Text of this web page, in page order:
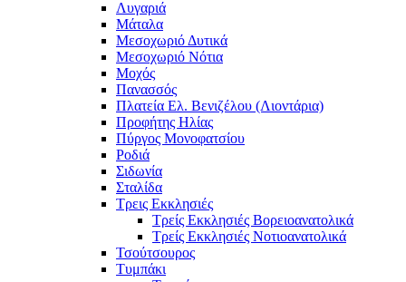
Λυγαριά
Μάταλα
Μεσοχωριό Δυτικά
Μεσοχωριό Νότια
Μοχός
Πανασσός
Πλατεία Ελ. Βενιζέλου (Λιοντάρια)
Προφήτης Ηλίας
Πύργος Μονοφατσίου
Ροδιά
Σιδωνία
Σταλίδα
Τρεις Εκκλησιές
Τρείς Εκκλησιές Βορειοανατολικά
Τρείς Εκκλησιές Νοτιοανατολικά
Τσούτσουρος
Τυμπάκι